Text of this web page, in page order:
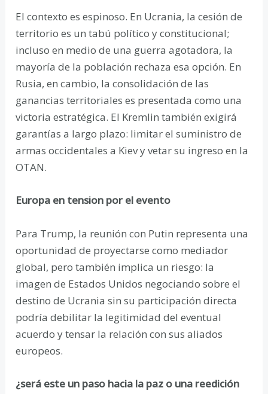
El contexto es espinoso. En Ucrania, la cesión de
territorio es un tabú político y constitucional;
incluso en medio de una guerra agotadora, la
mayoría de la población rechaza esa opción. En
Rusia, en cambio, la consolidación de las
ganancias territoriales es presentada como una
victoria estratégica. El Kremlin también exigirá
garantías a largo plazo: limitar el suministro de
armas occidentales a Kiev y vetar su ingreso en la
OTAN.
Europa en tension por el evento
Para Trump, la reunión con Putin representa una
oportunidad de proyectarse como mediador
global, pero también implica un riesgo: la
imagen de Estados Unidos negociando sobre el
destino de Ucrania sin su participación directa
podría debilitar la legitimidad del eventual
acuerdo y tensar la relación con sus aliados
europeos.
¿será este un paso hacia la paz o una reedición